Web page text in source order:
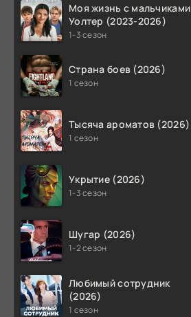
Моя жизнь с мальчиками
Уолтер (2023-2026)
1-3 сезон
Страна боев (2026)
1 сезон
Тысяча ароматов (2026)
1 сезон
Укрытие (2026)
1-3 сезон
Шугар (2026)
1-2 сезон
Любимый сотрудник
(2026)
1 сезон